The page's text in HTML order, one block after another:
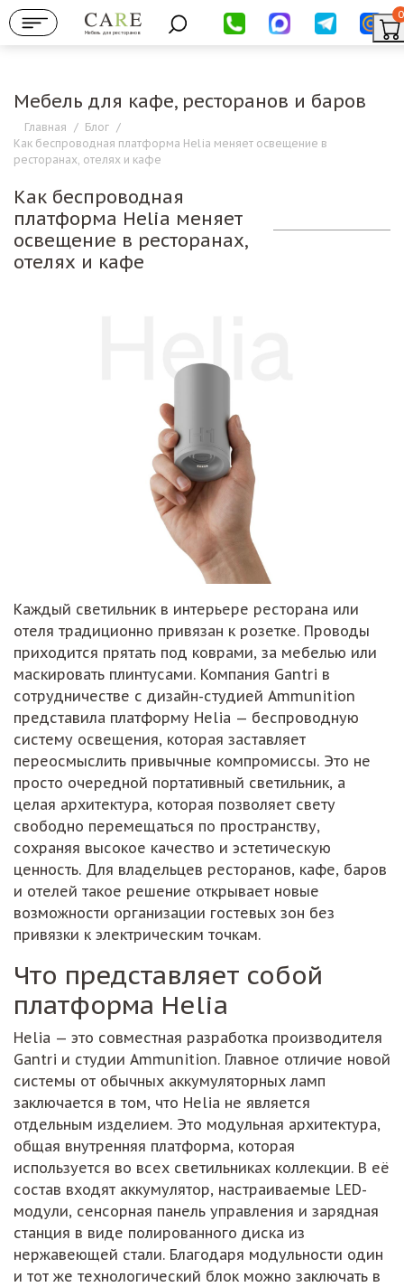
Мебель для ресторанов
0
Мебель для кафе, ресторанов и баров
Главная / Блог /
Как беспроводная платформа Helia меняет освещение в
ресторанах, отелях и кафе
Как беспроводная
платформа Helia меняет
освещение в ресторанах,
отелях и кафе
Каждый светильник в интерьере ресторана или
отеля традиционно привязан к розетке. Проводы
приходится прятать под коврами, за мебелью или
маскировать плинтусами. Компания Gantri в
сотрудничестве с дизайн-студией Ammunition
представила платформу Helia — беспроводную
систему освещения, которая заставляет
переосмыслить привычные компромиссы. Это не
просто очередной портативный светильник, а
целая архитектура, которая позволяет свету
свободно перемещаться по пространству,
сохраняя высокое качество и эстетическую
ценность. Для владельцев ресторанов, кафе, баров
и отелей такое решение открывает новые
возможности организации гостевых зон без
привязки к электрическим точкам.
Что представляет собой
платформа Helia
Helia — это совместная разработка производителя
Gantri и студии Ammunition. Главное отличие новой
системы от обычных аккумуляторных ламп
заключается в том, что Helia не является
отдельным изделием. Это модульная архитектура,
общая внутренняя платформа, которая
используется во всех светильниках коллекции. В её
состав входят аккумулятор, настраиваемые LED-
модули, сенсорная панель управления и зарядная
станция в виде полированного диска из
нержавеющей стали. Благодаря модульности один
и тот же технологический блок можно заключать в